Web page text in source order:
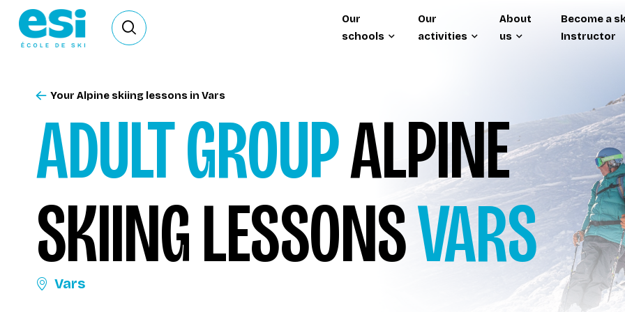
Ouvrir le formulaire de recherche
Our
schools
Our
activities
About
us
Become a
Instructor
ADULT GROUPALPINE
SKIING LESSONSVARS
Vars
Your Alpine skiing lessons in Vars